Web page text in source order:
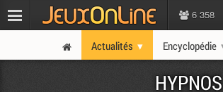
6 358
Actualités Encyclopédie
HYPNOS